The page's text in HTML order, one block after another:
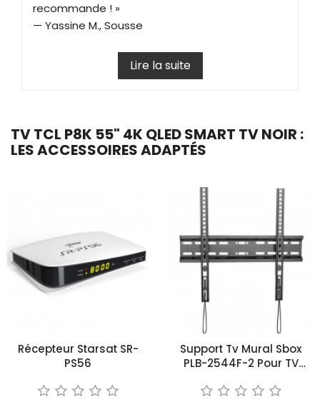
recommande ! »
— Yassine M., Sousse
Lire la suite
TV TCL P8K 55" 4K QLED SMART TV NOIR :
LES ACCESSOIRES ADAPTÉS
Récepteur Starsat SR-
PS56
Support Tv Mural Sbox
PLB-2544F-2 Pour TV